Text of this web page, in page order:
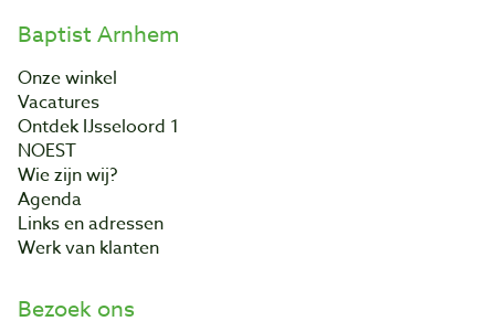
Baptist Arnhem
Onze winkel
Vacatures
Ontdek IJsseloord 1
NOEST
Wie zijn wij?
Agenda
Links en adressen
Werk van klanten
Bezoek ons